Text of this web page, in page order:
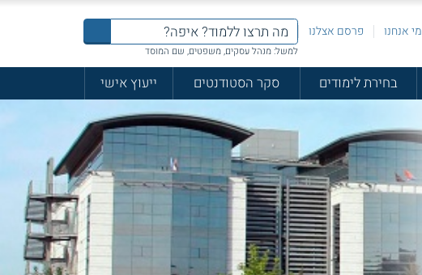
מי אנחנו פרסם אצלנו
למשל: מנהל עסקים, משפטים, שם המוסד
בחירת לימודים סקר הסטודנטים
ייעוץ אישי